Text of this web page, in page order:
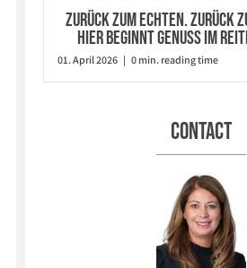
Zurück zum Echten. Zurück
Hier beginnt Genuss im
01. April 2026 | 0 min. reading time
Contact